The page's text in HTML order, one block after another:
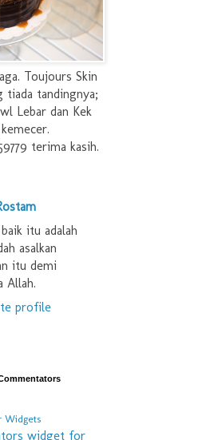
Toujours Skin
tiada tandingnya;
Lebar dan Kek
terima kasih.
itu adalah
asalkan
itu demi
Allah.
profile
Widgets